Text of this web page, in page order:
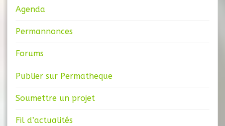
Agenda
Permannonces
Forums
Publier sur Permatheque
Soumettre un projet
Fil d’actualités